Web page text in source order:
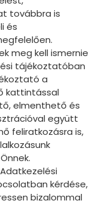
Cartoon
Garfield
Playmobil
Bob, a
Wicked
továbbra is
és
meg kell ismernie
tájékoztatóban
a
kattintással
elmenthető és
együtt
feliratkozásra is,
kérdése,
bizalommal